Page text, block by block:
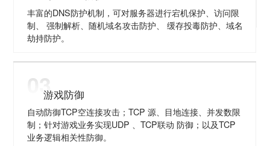
丰富的DNS防护机制，可对服务器进行宕机保护、访问限
制、 强制解析、随机域名攻击防护、 缓存投毒防护、域名
劫持防护。
03游戏防御
自动防御TCP空连接攻击；TCP 源、目地连接、并发数限
制；针对游戏业务实现UDP 、TCP联动 防御；以及TCP
业务逻辑相关性防御。